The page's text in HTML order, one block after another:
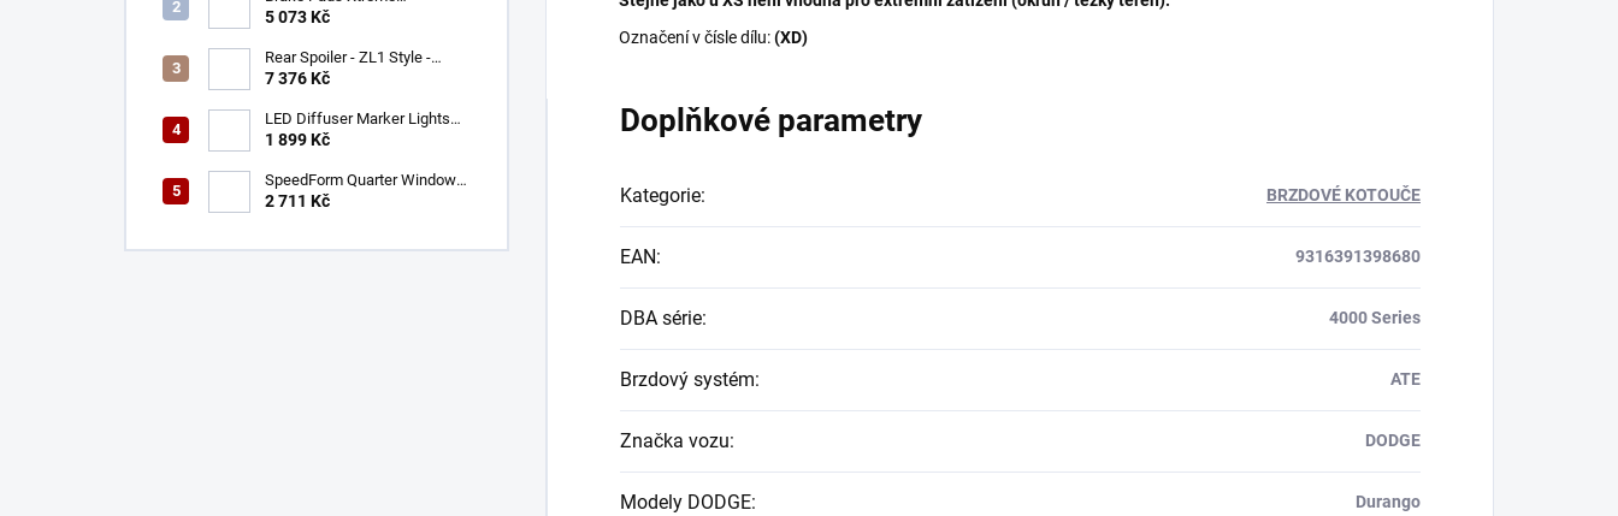
Performance ECE R90
(DB9021XP)
5 073 Kč
Rear Spoiler - ZL1 Style -
Gloss Black (CAMARO 16-23)
7 376 Kč
LED Diffuser Marker Lights
(CHALLENGER 15-23)
1 899 Kč
SpeedForm Quarter Window
Louvers - Gloss Black
2 711 Kč
Označení v čísle dílu:(XD)
Doplňkové parametry
Kategorie: BRZDOVÉ KOTOUČE
EAN: 9316391398680
DBA série: 4000 Series
Brzdový systém: ATE
Značka vozu: DODGE
Modely DODGE: Durango